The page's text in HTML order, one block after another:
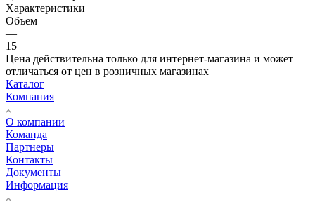
Характеристики
Объем
—
15
Цена действительна только для интернет-магазина и может
отличаться от цен в розничных магазинах
Каталог
Компания
О компании
Команда
Партнеры
Контакты
Документы
Информация